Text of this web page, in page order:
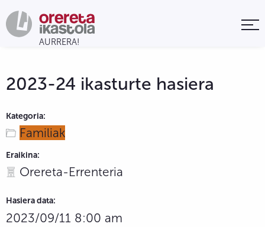
2023-24 ikasturte hasiera
Kategoria:
Familiak
Eraikina:
Orereta-Errenteria
Hasiera data:
2023/09/11 8:00 am